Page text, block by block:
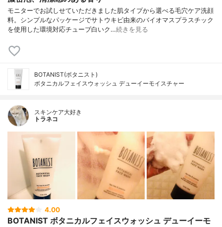
モニターでお試しせていただきました肌タイプから選べる毛穴ケア洗顔
料。シンプルなパッケージでサトウキビ由来のバイオマスプラスチック
を使用した環境対応チューブ白いク…続きを見る
BOTANIST(ボタニスト)
ボタニカルフェイスウォッシュ デューイーモイスチャー
スキンケア大好き
トラネコ
4.00
BOTANIST ボタニカルフェイスウォッシュ デューイーモ